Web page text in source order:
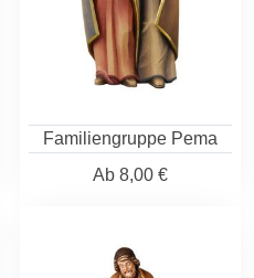
Familiengruppe Pema
Ab 8,00 €